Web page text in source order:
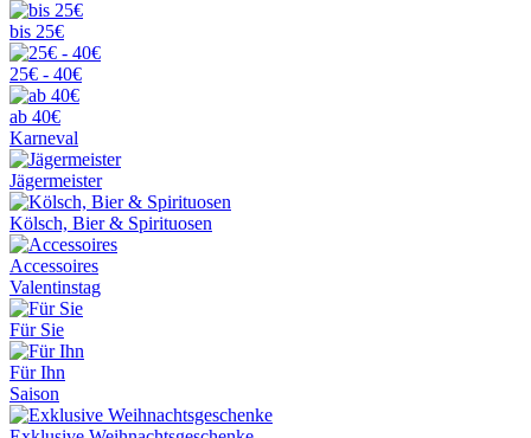
bis 25€
25€ - 40€
ab 40€
Karneval
Jägermeister
Kölsch, Bier & Spirituosen
Accessoires
Valentinstag
Für Sie
Für Ihn
Saison